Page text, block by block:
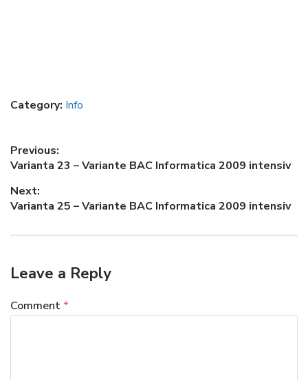
Category: Info
Post
navigation
Previous:
Previous
Varianta 23 – Variante BAC Informatica 2009 intensiv
Next:
Next
Varianta 25 – Variante BAC Informatica 2009 intensiv
Leave a Reply
Comment *